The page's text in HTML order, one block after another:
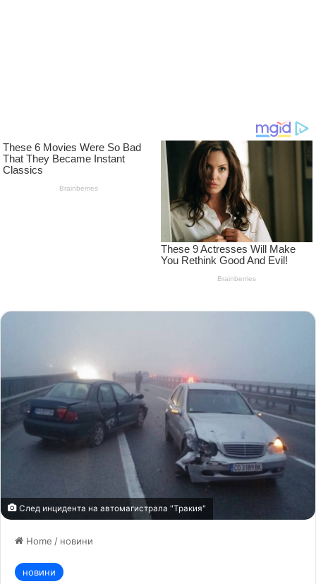
След инцидента на автомагистрала "Тракия"
Home / новини
новини